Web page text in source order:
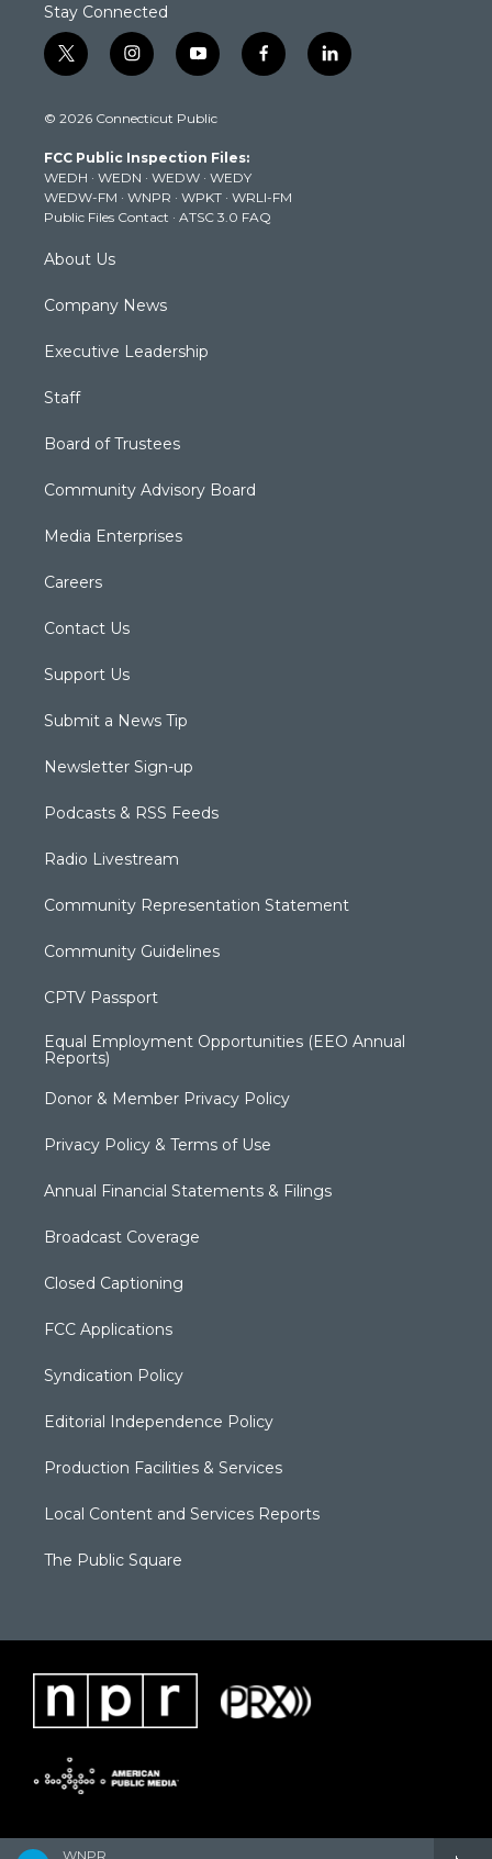
WNPR
Stay Connected
t
w
t
e
r
i
n
t
g
r
a
m
y
o
t
b
e
f
a
k
l
i
© 2026 Connecticut Public
FCC Public Inspection Files:
WEDH · WEDN · WEDW · WEDY
WEDW-FM · WNPR · WPKT · WRLI-FM
Public Files Contact · ATSC 3.0 FAQ
About Us
Company News
Executive Leadership
Staff
Board of Trustees
Community Advisory Board
Media Enterprises
Careers
Contact Us
Support Us
Submit a News Tip
Newsletter Sign-up
Podcasts & RSS Feeds
Radio Livestream
Community Representation Statement
Community Guidelines
CPTV Passport
Equal Employment Opportunities (EEO Annual
Reports)
Donor & Member Privacy Policy
Privacy Policy & Terms of Use
Annual Financial Statements & Filings
Broadcast Coverage
Closed Captioning
FCC Applications
Syndication Policy
Editorial Independence Policy
Production Facilities & Services
Local Content and Services Reports
The Public Square